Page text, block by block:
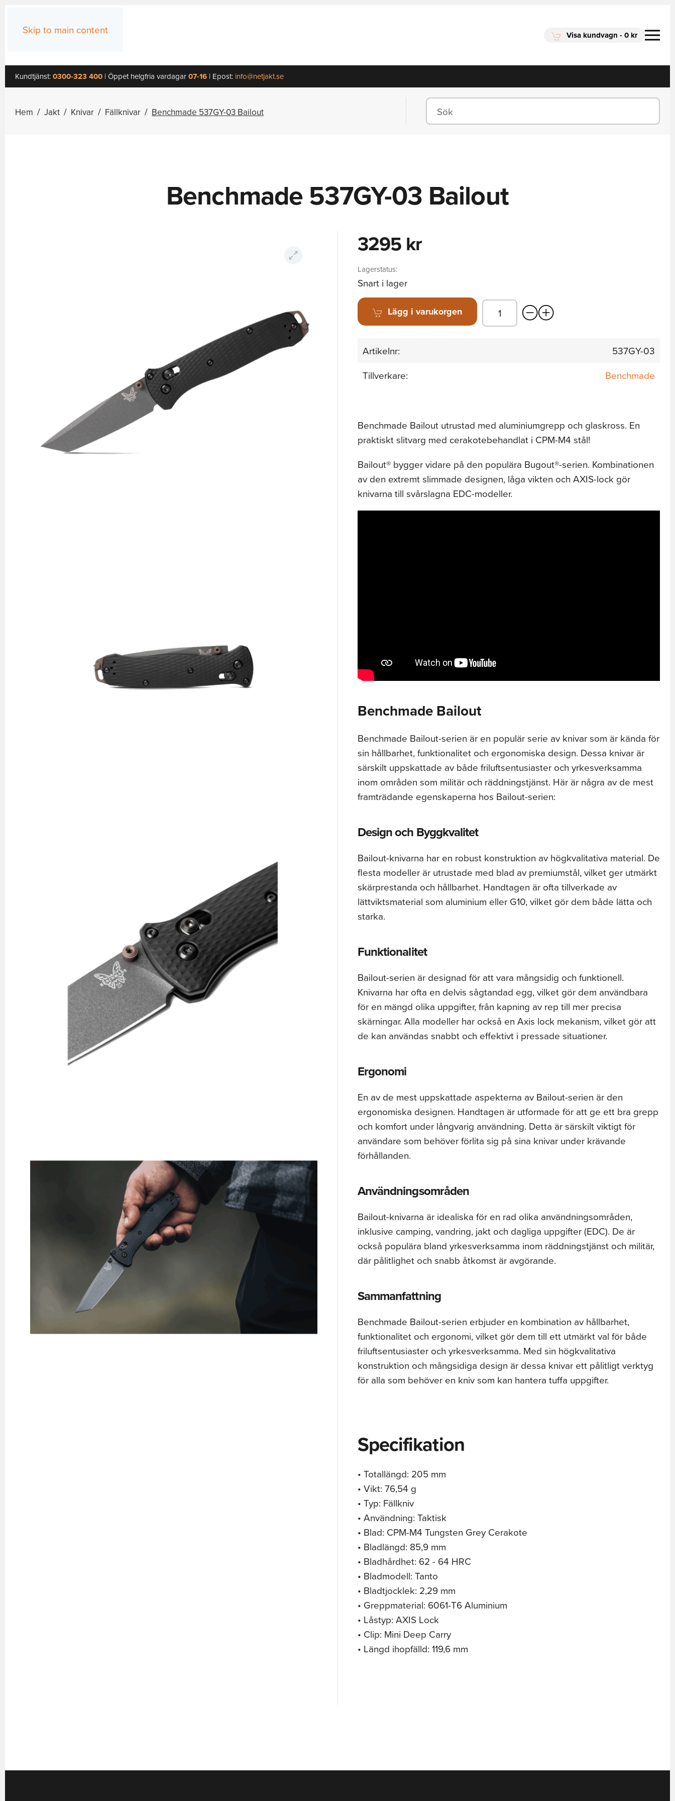
Skip to main content Visa kundvagn - 0 kr
Kundtjänst:0300-323 400 | Öppet helgfria vardagar07-16 | Epost: info@netjakt.se
Hem Jakt Knivar Fällknivar Benchmade 537GY-03 Bailout
Benchmade 537GY-03 Bailout
3295 kr
Lagerstatus:
Snart i lager
Lägg i varukorgen
Artikelnr:
537GY-03
Tillverkare:
Benchmade
Benchmade Bailout utrustad med aluminiumgrepp och glaskross. En
praktiskt slitvarg med cerakotebehandlat i CPM-M4 stål!
Bailout® bygger vidare på den populära Bugout®-serien. Kombinationen
av den extremt slimmade designen, låga vikten och AXIS-lock gör
knivarna till svårslagna EDC-modeller.
Benchmade Bailout
Benchmade Bailout-serien är en populär serie av knivar som är kända för
sin hållbarhet, funktionalitet och ergonomiska design. Dessa knivar är
särskilt uppskattade av både friluftsentusiaster och yrkesverksamma
inom områden som militär och räddningstjänst. Här är några av de mest
framträdande egenskaperna hos Bailout-serien:
Design och Byggkvalitet
Bailout-knivarna har en robust konstruktion av högkvalitativa material. De
flesta modeller är utrustade med blad av premiumstål, vilket ger utmärkt
skärprestanda och hållbarhet. Handtagen är ofta tillverkade av
lättviktsmaterial som aluminium eller G10, vilket gör dem både lätta och
starka.
Funktionalitet
Bailout-serien är designad för att vara mångsidig och funktionell.
Knivarna har ofta en delvis sågtandad egg, vilket gör dem användbara
för en mängd olika uppgifter, från kapning av rep till mer precisa
skärningar. Alla modeller har också en Axis lock mekanism, vilket gör att
de kan användas snabbt och effektivt i pressade situationer.
Ergonomi
En av de mest uppskattade aspekterna av Bailout-serien är den
ergonomiska designen. Handtagen är utformade för att ge ett bra grepp
och komfort under långvarig användning. Detta är särskilt viktigt för
användare som behöver förlita sig på sina knivar under krävande
förhållanden.
Användningsområden
Bailout-knivarna är idealiska för en rad olika användningsområden,
inklusive camping, vandring, jakt och dagliga uppgifter (EDC). De är
också populära bland yrkesverksamma inom räddningstjänst och militär,
där pålitlighet och snabb åtkomst är avgörande.
Sammanfattning
Benchmade Bailout-serien erbjuder en kombination av hållbarhet,
funktionalitet och ergonomi, vilket gör dem till ett utmärkt val för både
friluftsentusiaster och yrkesverksamma. Med sin högkvalitativa
konstruktion och mångsidiga design är dessa knivar ett pålitligt verktyg
för alla som behöver en kniv som kan hantera tuffa uppgifter.
Specifikation
• Totallängd: 205 mm
• Vikt: 76,54 g
• Typ: Fällkniv
• Användning: Taktisk
• Blad: CPM-M4 Tungsten Grey Cerakote
• Bladlängd: 85,9 mm
• Bladhårdhet: 62 - 64 HRC
• Bladmodell: Tanto
• Bladtjocklek: 2,29 mm
• Greppmaterial: 6061-T6 Aluminium
• Låstyp: AXIS Lock
• Clip: Mini Deep Carry
• Längd ihopfälld: 119,6 mm